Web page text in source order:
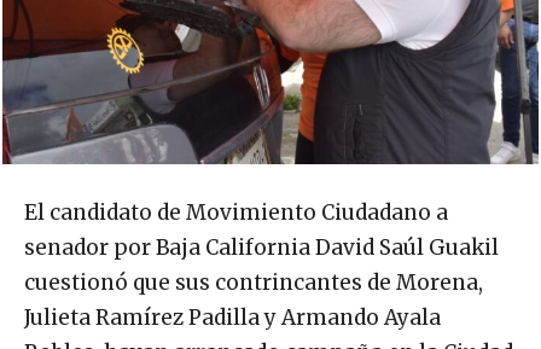
El candidato de Movimiento Ciudadano a
senador por Baja California David Saúl Guakil
cuestionó que sus contrincantes de Morena,
Julieta Ramírez Padilla y Armando Ayala